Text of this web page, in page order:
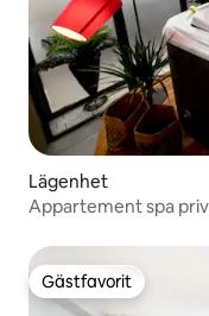
Lägenhet
Appartement spa
Gästfavorit
Gästfavorit